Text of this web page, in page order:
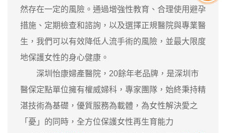
然存在一定的風險。通過增強性教育、合理使用避孕
措施、定期檢查和諮詢，以及選擇正規醫院與專業醫
生，我們可以有效降低人流手術的風險，並最大限度
地保護女性的身心健康。
深圳怡康婦產醫院，20餘年老品牌，是深圳市
醫保定點單位擁有權威婦科，專家團隊，始終秉持精
湛技術為基礎，優質服務為載體，為女性解決愛之
「憂」的同時，全方位保護女性再生育能力